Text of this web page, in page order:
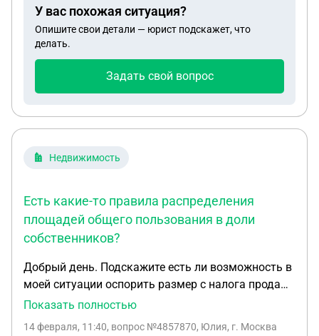
ребенок, родится в сентябре. Муж 3 года назад
оформил уход за пожилым. Пока план такой- по
приезду встать на биржу труда и пробовать
пробовать оформить через 11 месяцев?
У вас похожая ситуация?
Опишите свои детали — юрист подскажет, что
делать.
Задать свой вопрос
Недвижимость
Есть какие-то правила распределения
площадей общего пользования в доли
собственников?
Добрый день. Подскажите есть ли возможность в
моей ситуации оспорить размер с налога продажи
общедолевой собственности?: Машиноместо в
Показать полностью
14 февраля, 11:40, вопрос №4857870, Юлия, г. Москва